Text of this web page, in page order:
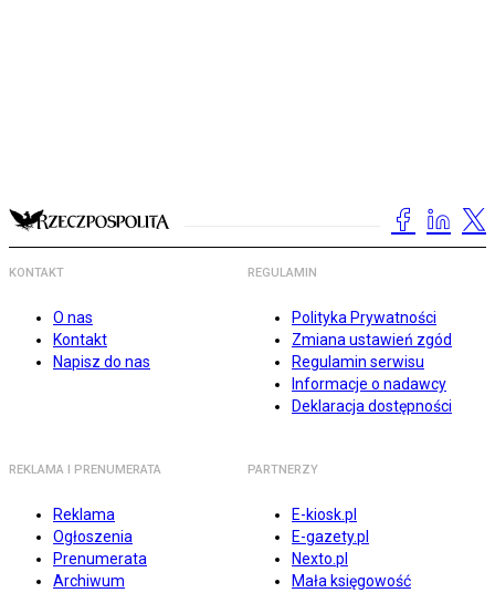
KONTAKT
O nas
Kontakt
Napisz do nas
REGULAMIN
Polityka Prywatności
Zmiana ustawień zgód
Regulamin serwisu
Informacje o nadawcy
Deklaracja dostępności
REKLAMA I PRENUMERATA
Reklama
Ogłoszenia
Prenumerata
Archiwum
PARTNERZY
E-kiosk.pl
E-gazety.pl
Nexto.pl
Mała księgowość